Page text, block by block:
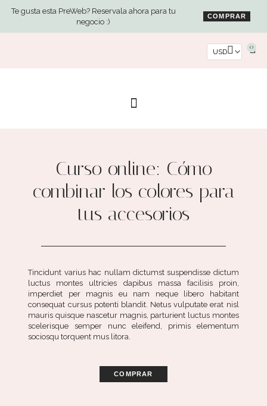
Te gusta esta PreWeb? Reservala ahora para tu
negocio :)
COMPRAR
0
Curso online: Cómo
combinar los colores para
tus accesorios
Tincidunt varius hac nullam dictumst suspendisse dictum
luctus montes ultricies dapibus massa facilisis proin,
imperdiet per magnis eu nam neque libero habitant
consequat cursus potenti blandit. Netus vulputate erat nisl
mauris quisque nascetur magnis, parturient luctus montes
scelerisque semper nunc eleifend, primis elementum
sociosqu torquent mus litora.
COMPRAR